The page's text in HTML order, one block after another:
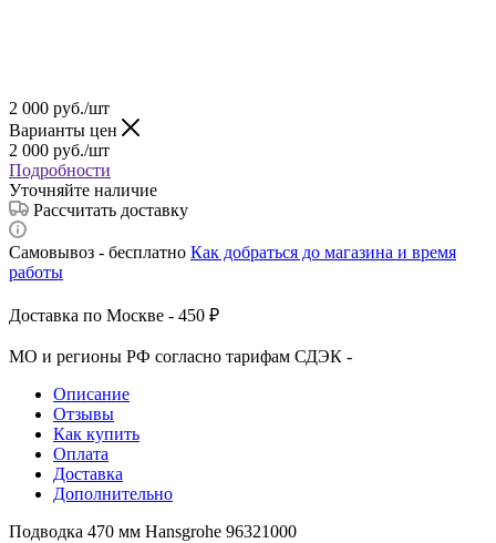
2 000 руб./шт
Варианты цен
2 000 руб./шт
Подробности
Уточняйте наличие
Рассчитать доставку
Самовывоз - бесплатно Как добраться до магазина и время
работы
Доставка по Москве - 450 ₽
МО и регионы РФ согласно тарифам СДЭК -
Описание
Отзывы
Как купить
Оплата
Доставка
Дополнительно
Подводка 470 мм Hansgrohe 96321000